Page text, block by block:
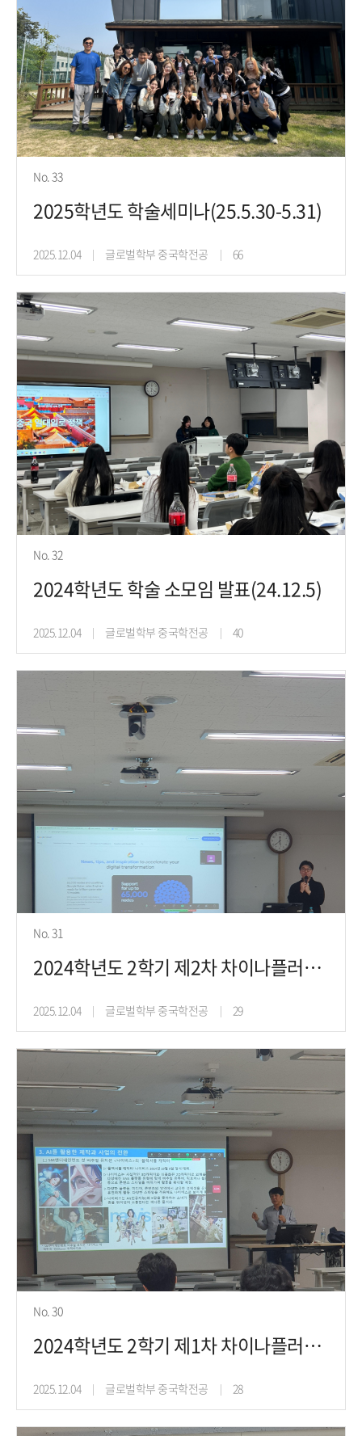
No. 33
2025학년도 학술세미나(25.5.30-5.31)
2025.12.04 글로벌학부 중국학전공 66
No. 32
2024학년도 학술 소모임 발표(24.12.5)
2025.12.04 글로벌학부 중국학전공 40
No. 31
2024학년도 2학기 제2차 차이나플러스프로젝트 진로취업특강(24.11.20)
2025.12.04 글로벌학부 중국학전공 29
No. 30
2024학년도 2학기 제1차 차이나플러스프로젝트 진로취업특강(24.10.30)
2025.12.04 글로벌학부 중국학전공 28